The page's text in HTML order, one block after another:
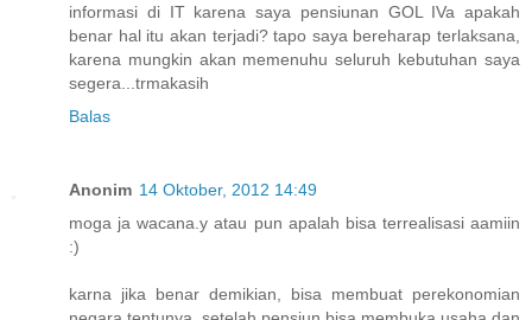
informasi di IT karena saya pensiunan GOL IVa apakah
benar hal itu akan terjadi? tapo saya bereharap terlaksana,
karena mungkin akan memenuhu seluruh kebutuhan saya
segera...trmakasih
Balas
Anonim 14 Oktober, 2012 14:49
moga ja wacana.y atau pun apalah bisa terrealisasi aamiin
:)
karna jika benar demikian, bisa membuat perekonomian